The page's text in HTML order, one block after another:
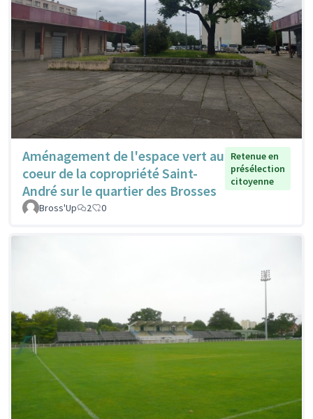
Aménagement de l'espace vert au
coeur de la copropriété Saint-
André sur le quartier des Brosses
Retenue en
présélection
citoyenne
Bross'Up 2 0